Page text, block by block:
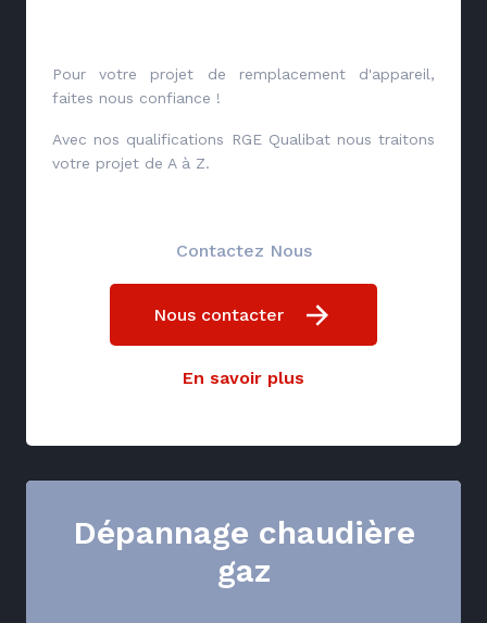
Pour votre projet de remplacement d'appareil,
faites nous confiance !
Avec nos qualifications RGE Qualibat nous traitons
votre projet de A à Z.
Contactez Nous
Nous contacter
En savoir plus
Dépannage chaudière
gaz